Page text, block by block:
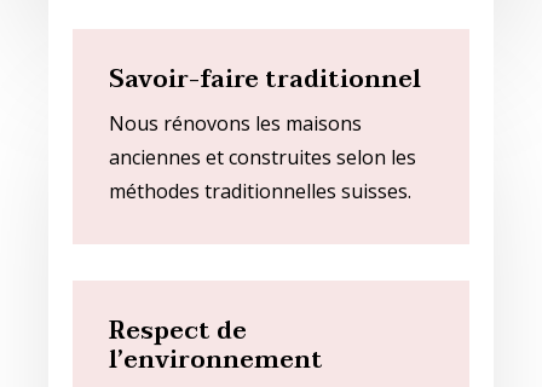
Savoir-faire traditionnel
Nous rénovons les maisons
anciennes et construites selon les
méthodes traditionnelles suisses.
Respect de
l’environnement